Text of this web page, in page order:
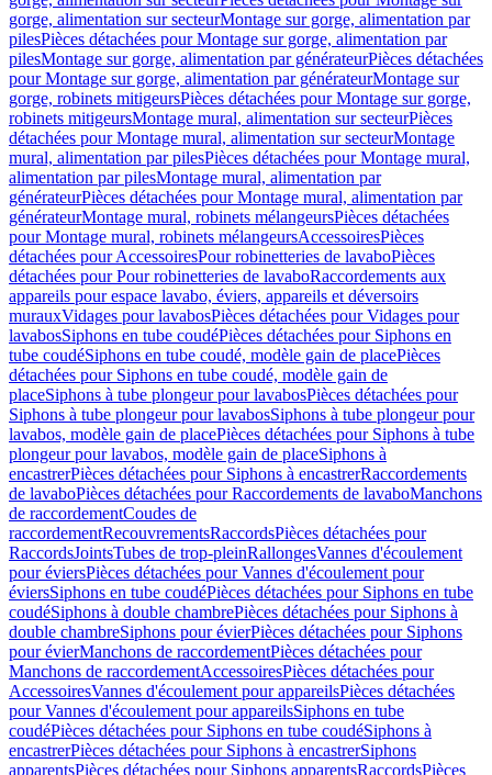
gorge, alimentation sur secteurMontage sur gorge, alimentation par
pilesPièces détachées pour Montage sur gorge, alimentation par
pilesMontage sur gorge, alimentation par générateurPièces détachées
pour Montage sur gorge, alimentation par générateurMontage sur
gorge, robinets mitigeursPièces détachées pour Montage sur gorge,
robinets mitigeursMontage mural, alimentation sur secteurPièces
détachées pour Montage mural, alimentation sur secteurMontage
mural, alimentation par pilesPièces détachées pour Montage mural,
alimentation par pilesMontage mural, alimentation par
générateurPièces détachées pour Montage mural, alimentation par
générateurMontage mural, robinets mélangeursPièces détachées
pour Montage mural, robinets mélangeursAccessoiresPièces
détachées pour AccessoiresPour robinetteries de lavaboPièces
détachées pour Pour robinetteries de lavaboRaccordements aux
appareils pour espace lavabo, éviers, appareils et déversoirs
murauxVidages pour lavabosPièces détachées pour Vidages pour
lavabosSiphons en tube coudéPièces détachées pour Siphons en
tube coudéSiphons en tube coudé, modèle gain de placePièces
détachées pour Siphons en tube coudé, modèle gain de
placeSiphons à tube plongeur pour lavabosPièces détachées pour
Siphons à tube plongeur pour lavabosSiphons à tube plongeur pour
lavabos, modèle gain de placePièces détachées pour Siphons à tube
plongeur pour lavabos, modèle gain de placeSiphons à
encastrerPièces détachées pour Siphons à encastrerRaccordements
de lavaboPièces détachées pour Raccordements de lavaboManchons
de raccordementCoudes de
raccordementRecouvrementsRaccordsPièces détachées pour
RaccordsJointsTubes de trop-pleinRallongesVannes d'écoulement
pour éviersPièces détachées pour Vannes d'écoulement pour
éviersSiphons en tube coudéPièces détachées pour Siphons en tube
coudéSiphons à double chambrePièces détachées pour Siphons à
double chambreSiphons pour évierPièces détachées pour Siphons
pour évierManchons de raccordementPièces détachées pour
Manchons de raccordementAccessoiresPièces détachées pour
AccessoiresVannes d'écoulement pour appareilsPièces détachées
pour Vannes d'écoulement pour appareilsSiphons en tube
coudéPièces détachées pour Siphons en tube coudéSiphons à
encastrerPièces détachées pour Siphons à encastrerSiphons
apparentsPièces détachées pour Siphons apparentsRaccordsPièces